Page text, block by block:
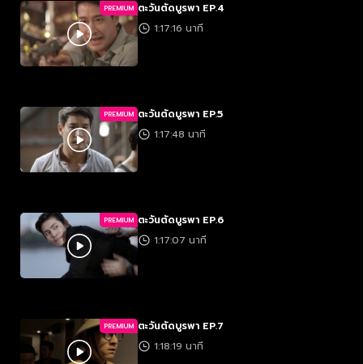
PREMIUM ตะวันตัดบูรพา EP.4
1:17:16 นาที
PREMIUM ตะวันตัดบูรพา EP.5
1:17:48 นาที
PREMIUM ตะวันตัดบูรพา EP.6
1:17:07 นาที
PREMIUM ตะวันตัดบูรพา EP.7
1:18:19 นาที